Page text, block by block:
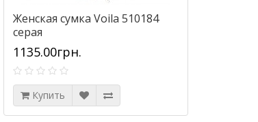
Женская сумка Voila 510184
серая
1135.00грн.
Купить